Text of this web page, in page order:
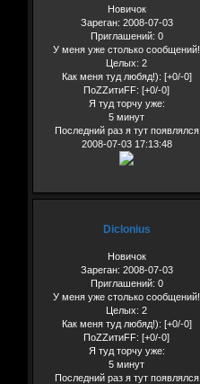
Новичок
Зареган: 2008-07-03
Приглашений: 0
У меня уже столько сообщений!
Целых: 2
Как меня туд любяд!): [+0/-0]
ПоZZитиFF: [+0/-0]
Я туд торчу уже:
5 минут
Последний раз я тут появлялся
2008-07-03 17:13:48
Diclonius
Новичок
Зареган: 2008-07-03
Приглашений: 0
У меня уже столько сообщений!
Целых: 2
Как меня туд любяд!): [+0/-0]
ПоZZитиFF: [+0/-0]
Я туд торчу уже:
5 минут
Последний раз я тут появлялся